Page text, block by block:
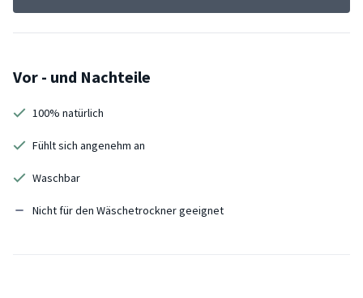
Vor - und Nachteile
100% natürlich
Fühlt sich angenehm an
Waschbar
Nicht für den Wäschetrockner geeignet